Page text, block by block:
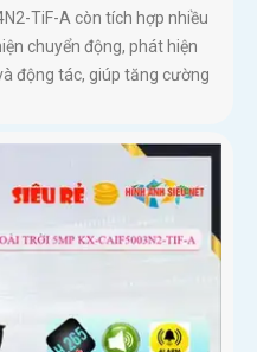
TiF-A còn tích hợp nhiều
chuyển động, phát hiện
động tác, giúp tăng cường